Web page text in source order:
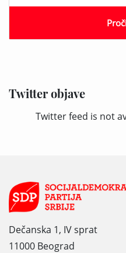
Twitter objave
Twitter feed is not
Dečanska 1, IV sprat
11000 Beograd